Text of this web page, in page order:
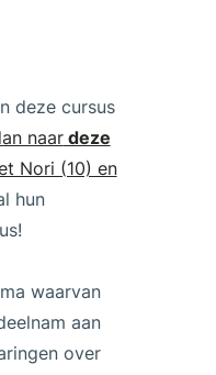
deze cursus
naardeze
Nori (10) en
hun
waarvan
aan
over